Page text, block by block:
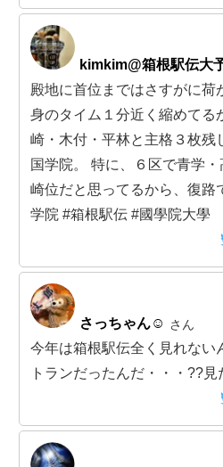
kimkim@箱根駅伝大
殿地に首位まではさすがに荷
身のタイム１分近く縮めて
崎・木付・平林と主格３枚残
国学院。 特に、６区で青学
崎位だと思ってるから、復路
学院 #箱根駅伝 #國學院大學
さっちゃん☺︎ さん
今年は箱根駅伝全く見れない
トランだったんだ・・・??